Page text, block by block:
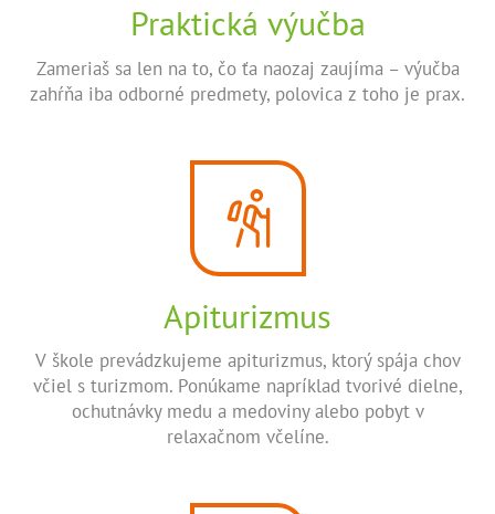
Praktická výučba
Zameriaš sa len na to, čo ťa naozaj zaujíma – výučba
zahŕňa iba odborné predmety, polovica z toho je prax.
Apiturizmus
V škole prevádzkujeme apiturizmus, ktorý spája chov
včiel s turizmom. Ponúkame napríklad tvorivé dielne,
ochutnávky medu a medoviny alebo pobyt v
relaxačnom včelíne.